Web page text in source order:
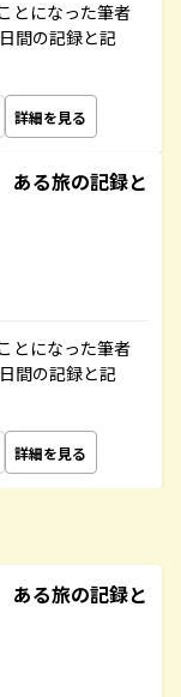
とになった筆者
間の記録と記
詳細を見る
る旅の記録と
とになった筆者
間の記録と記
詳細を見る
る旅の記録と